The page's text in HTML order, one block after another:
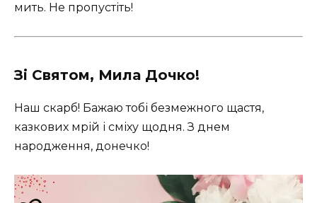
мить. Не пропустіть!
Зі Святом, Мила Дочко!
Наш скарб! Бажаю тобі безмежного щастя,
казкових мрій і сміху щодня. З днем
народження, донечко!